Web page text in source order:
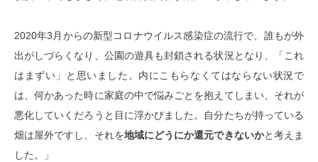
2020年3月からの新型コロナウイルス感染症の流行で、誰もが外
出がしづらくなり、公園の遊具も封鎖される状況となり、「これ
はまずい」と思いました。内にこもらなくてはならない状況で
は、何かあった時に家庭の中で悩みごとを抱えてしまい、それが
悪化していくだろうと目に浮かびました。自分たちが持っている
畑は屋外ですし、それを地域にどうにか還元できないかと考えま
した。」